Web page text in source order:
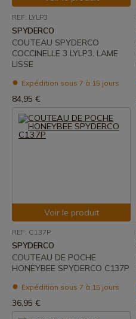
REF: LYLP3
SPYDERCO
COUTEAU SPYDERCO
COCCINELLE 3 LYLP3. LAME
LISSE
Expédition sous 7 à 15 jours
84,95 €
Voir le produit
REF: C137P
SPYDERCO
COUTEAU DE POCHE
HONEYBEE SPYDERCO C137P
Expédition sous 7 à 15 jours
36,95 €